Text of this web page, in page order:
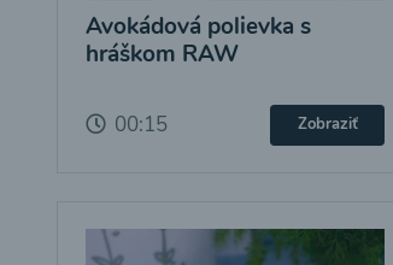
Avokádová polievka s
hráškom RAW
00:15 Zobraziť